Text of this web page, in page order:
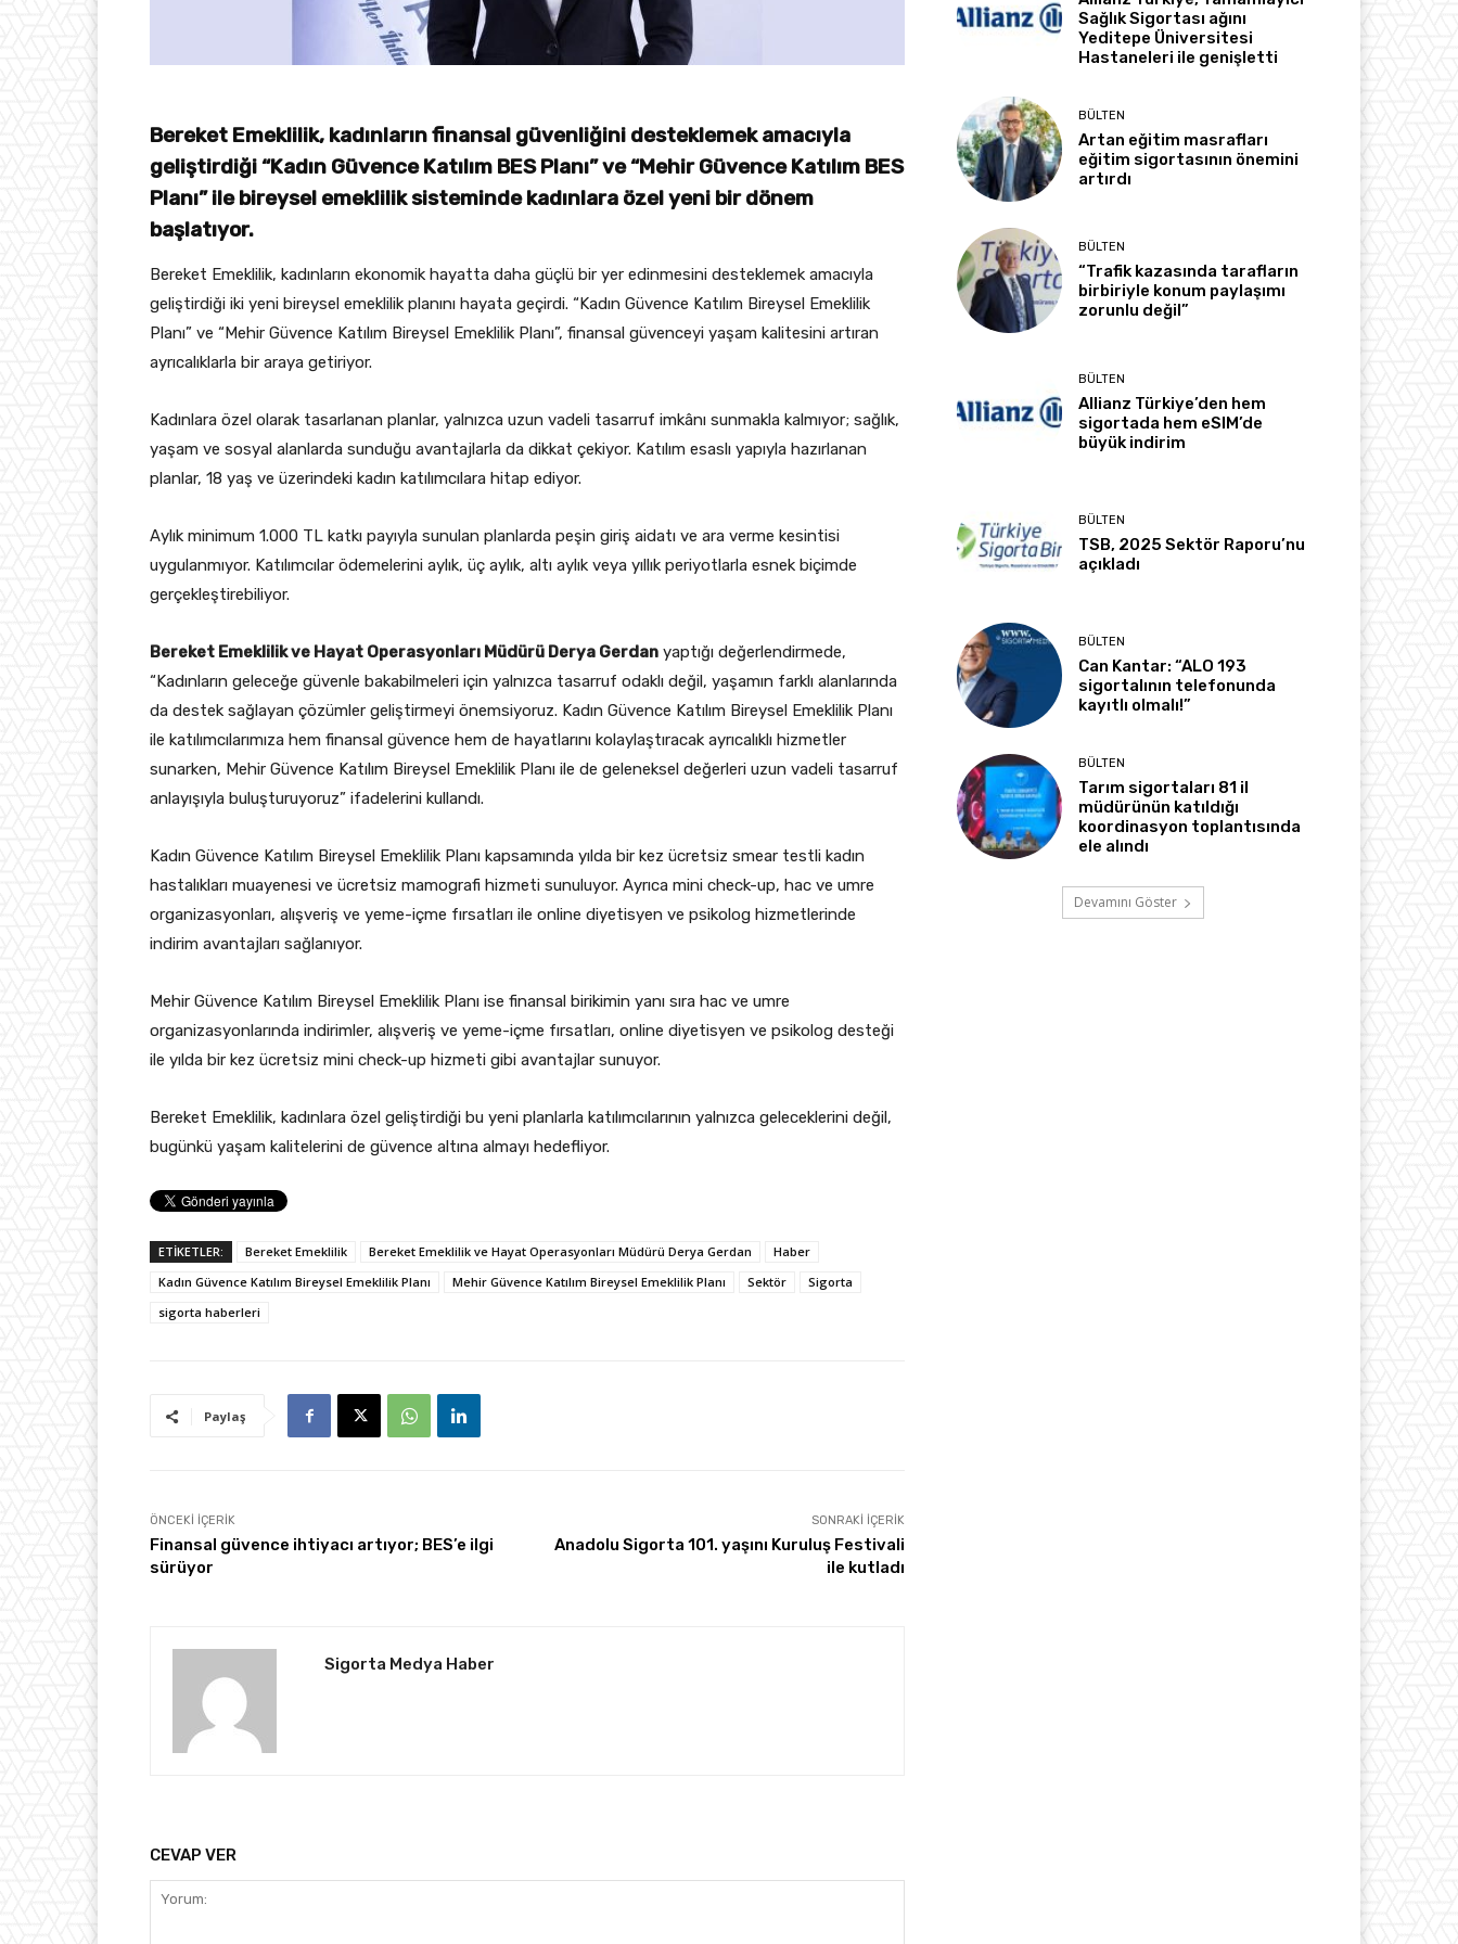
Bereket Emeklilik, kadınların finansal güvenliğini desteklemek amacıyla
geliştirdiği “Kadın Güvence Katılım BES Planı” ve “Mehir Güvence Katılım BES
Planı” ile bireysel emeklilik sisteminde kadınlara özel yeni bir dönem
başlatıyor.
Bereket Emeklilik, kadınların ekonomik hayatta daha güçlü bir yer edinmesini desteklemek amacıyla
geliştirdiği iki yeni bireysel emeklilik planını hayata geçirdi. “Kadın Güvence Katılım Bireysel Emeklilik
Planı” ve “Mehir Güvence Katılım Bireysel Emeklilik Planı”, finansal güvenceyi yaşam kalitesini artıran
ayrıcalıklarla bir araya getiriyor.
Kadınlara özel olarak tasarlanan planlar, yalnızca uzun vadeli tasarruf imkânı sunmakla kalmıyor; sağlık,
yaşam ve sosyal alanlarda sunduğu avantajlarla da dikkat çekiyor. Katılım esaslı yapıyla hazırlanan
planlar, 18 yaş ve üzerindeki kadın katılımcılara hitap ediyor.
Aylık minimum 1.000 TL katkı payıyla sunulan planlarda peşin giriş aidatı ve ara verme kesintisi
uygulanmıyor. Katılımcılar ödemelerini aylık, üç aylık, altı aylık veya yıllık periyotlarla esnek biçimde
gerçekleştirebiliyor.
Bereket Emeklilik ve Hayat Operasyonları Müdürü Derya Gerdan yaptığı değerlendirmede,
“Kadınların geleceğe güvenle bakabilmeleri için yalnızca tasarruf odaklı değil, yaşamın farklı alanlarında
da destek sağlayan çözümler geliştirmeyi önemsiyoruz. Kadın Güvence Katılım Bireysel Emeklilik Planı
ile katılımcılarımıza hem finansal güvence hem de hayatlarını kolaylaştıracak ayrıcalıklı hizmetler
sunarken, Mehir Güvence Katılım Bireysel Emeklilik Planı ile de geleneksel değerleri uzun vadeli tasarruf
anlayışıyla buluşturuyoruz” ifadelerini kullandı.
Kadın Güvence Katılım Bireysel Emeklilik Planı kapsamında yılda bir kez ücretsiz smear testli kadın
hastalıkları muayenesi ve ücretsiz mamografi hizmeti sunuluyor. Ayrıca mini check-up, hac ve umre
organizasyonları, alışveriş ve yeme-içme fırsatları ile online diyetisyen ve psikolog hizmetlerinde
indirim avantajları sağlanıyor.
Mehir Güvence Katılım Bireysel Emeklilik Planı ise finansal birikimin yanı sıra hac ve umre
organizasyonlarında indirimler, alışveriş ve yeme-içme fırsatları, online diyetisyen ve psikolog desteği
ile yılda bir kez ücretsiz mini check-up hizmeti gibi avantajlar sunuyor.
Bereket Emeklilik, kadınlara özel geliştirdiği bu yeni planlarla katılımcılarının yalnızca geleceklerini değil,
bugünkü yaşam kalitelerini de güvence altına almayı hedefliyor.
ETİKETLER: Bereket Emeklilik Bereket Emeklilik ve Hayat Operasyonları Müdürü Derya Gerdan
Haber
Kadın Güvence Katılım Bireysel Emeklilik Planı
Mehir Güvence Katılım Bireysel Emeklilik Planı Sektör
Sigorta
sigorta haberleri
Paylaş
ÖNCEKI İÇERIK
Finansal güvence ihtiyacı artıyor; BES’e ilgi
sürüyor
SONRAKI İÇERIK
Anadolu Sigorta 101. yaşını Kuruluş Festivali
ile kutladı
Sigorta Medya Haber
CEVAP VER
Sağlık Sigortası ağını
Yeditepe Üniversitesi
Hastaneleri ile genişletti
BÜLTEN
Artan eğitim masrafları
eğitim sigortasının önemini
artırdı
BÜLTEN
“Trafik kazasında tarafların
birbiriyle konum paylaşımı
zorunlu değil”
BÜLTEN
Allianz Türkiye’den hem
sigortada hem eSIM’de
büyük indirim
BÜLTEN
TSB, 2025 Sektör Raporu’nu
açıkladı
BÜLTEN
Can Kantar: “ALO 193
sigortalının telefonunda
kayıtlı olmalı!”
BÜLTEN
Tarım sigortaları 81 il
müdürünün katıldığı
koordinasyon toplantısında
ele alındı
Devamını Göster